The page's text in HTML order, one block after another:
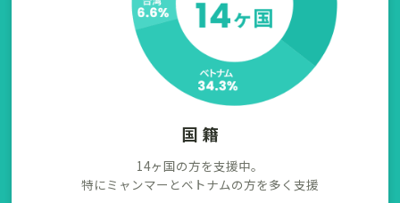
国 籍
14ヶ国の方を支援中。
特にミャンマーとベトナムの方を多く支援